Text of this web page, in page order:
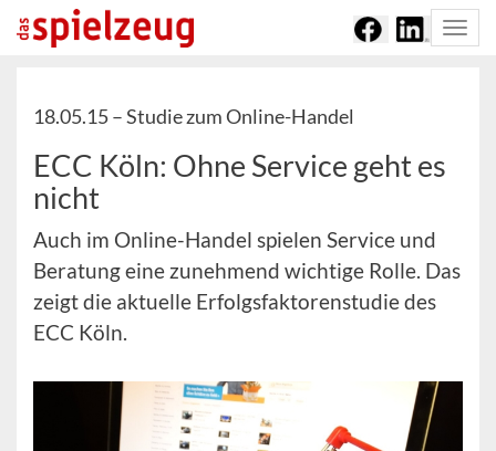
18.05.15 –Studie zum Online-Handel
ECC Köln: Ohne Service geht es
nicht
Auch im Online-Handel spielen Service und
Beratung eine zunehmend wichtige Rolle. Das
zeigt die aktuelle Erfolgsfaktorenstudie des
ECC Köln.